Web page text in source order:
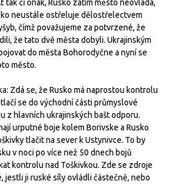
či onak, Rusko zatím město neovládá,
neustále ostřeluje dělostřelectvem
čímž považujeme za potvrzené, že
že tato dvě města dobyli. Ukrajinským
do města Bohorodyčne a nyní se
město.
Zdá se, že Rusko má naprostou kontrolu
se do východní části průmyslové
z hlavních ukrajinských bašt odporu.
urputné boje kolem Borivske a Rusko
tlačit na sever k Ustynivce. To by
v noci po více než 50 dnech bojů
kontrolu nad Toškivkou. Zde se zdroje
jestli ji ruské síly ovládli částečně, nebo